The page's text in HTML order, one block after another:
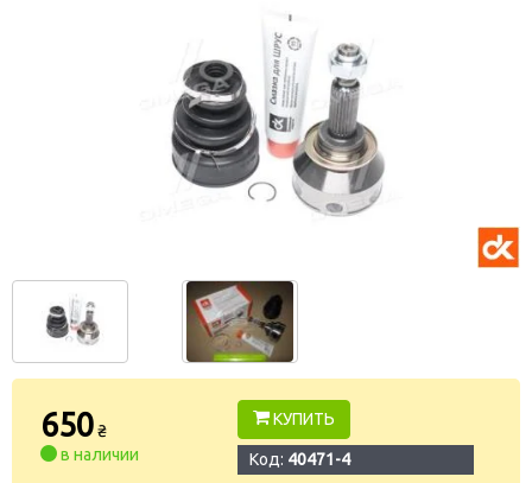
650₴
в наличии
КУПИТЬ
Код: 40471-4